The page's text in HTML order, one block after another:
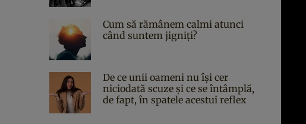
Cum să rămânem calmi atunci
când suntem jigniți?
De ce unii oameni nu își cer
niciodată scuze și ce se întâmplă,
de fapt, în spatele acestui reflex